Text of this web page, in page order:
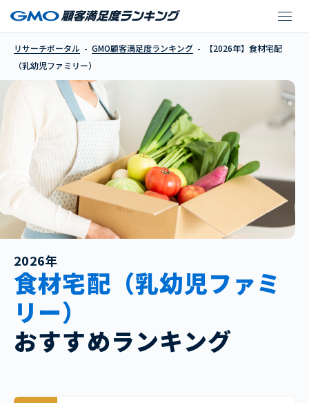
【2026年】食材宅配
リサーチポータル GMO顧客満足度ランキング
【2026年】食材宅配
（乳幼児ファミリー）
2026年
食材宅配（乳幼児ファミ
リー）
おすすめランキング